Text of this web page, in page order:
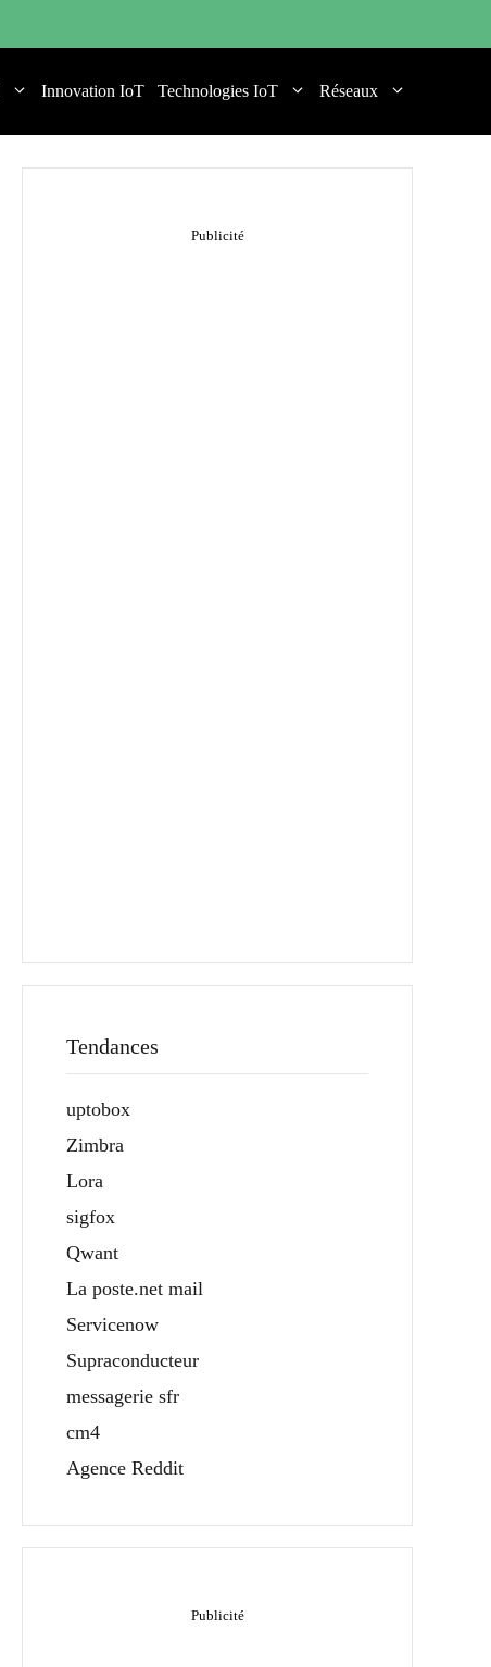
Innovation IoT Technologies IoT Réseaux
Tendances
uptobox
Zimbra
Lora
sigfox
Qwant
La poste.net mail
Servicenow
Supraconducteur
messagerie sfr
cm4
Agence Reddit